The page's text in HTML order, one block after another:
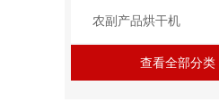
农副产品烘干机
查看全部分类